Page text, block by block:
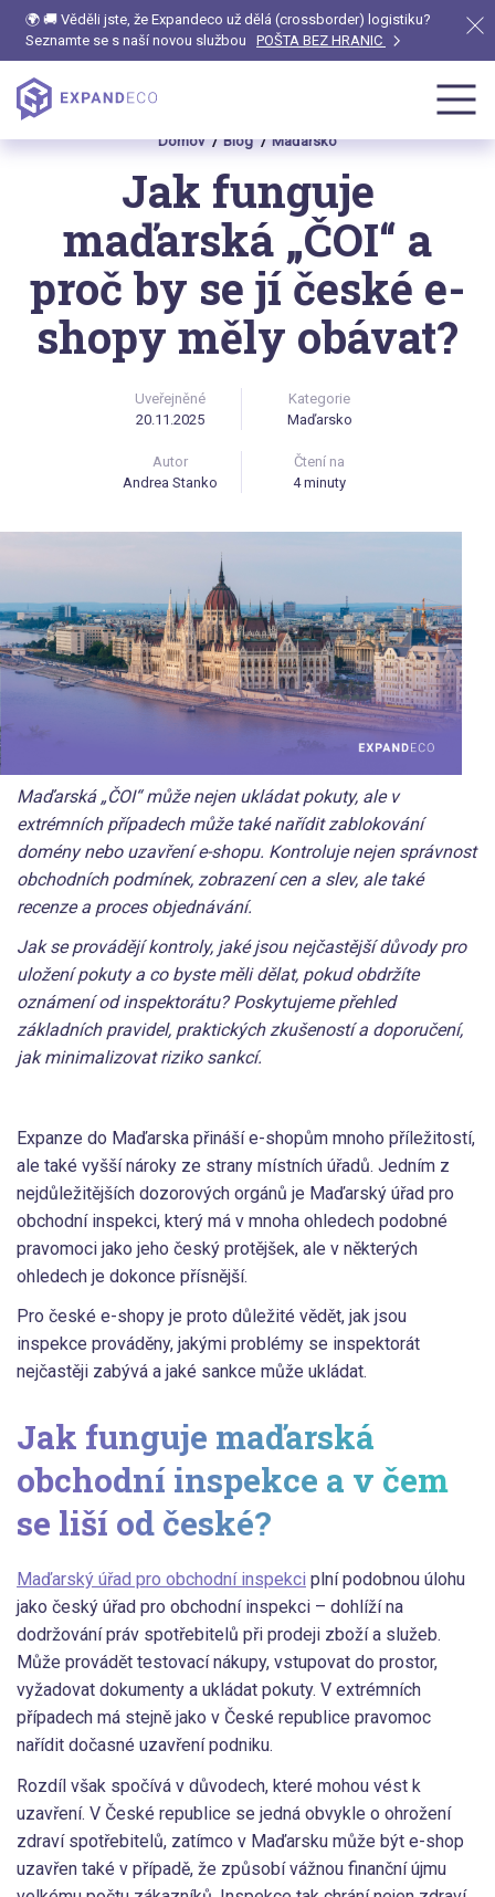
🌍 🚚 Věděli jste, že Expandeco už dělá (crossborder) logistiku?
Seznamte se s naší novou službou
POŠTA BEZ HRANIC
Domov Blog Maďarsko
Jak funguje
maďarská „ČOI“ a
proč by se jí české e-
shopy měly obávat?
Uveřejněné
20.11.2025
Kategorie
Maďarsko
Autor
Andrea Stanko
Čtení na
4 minuty
Maďarská „ČOI“ může nejen ukládat pokuty, ale v
extrémních případech může také nařídit zablokování
domény nebo uzavření e-shopu. Kontroluje nejen správnost
obchodních podmínek, zobrazení cen a slev, ale také
recenze a proces objednávání.
Jak se provádějí kontroly, jaké jsou nejčastější důvody pro
uložení pokuty a co byste měli dělat, pokud obdržíte
oznámení od inspektorátu? Poskytujeme přehled
základních pravidel, praktických zkušeností a doporučení,
jak minimalizovat riziko sankcí.
Expanze do Maďarska přináší e-shopům mnoho příležitostí,
ale také vyšší nároky ze strany místních úřadů. Jedním z
nejdůležitějších dozorových orgánů je Maďarský úřad pro
obchodní inspekci, který má v mnoha ohledech podobné
pravomoci jako jeho český protějšek, ale v některých
ohledech je dokonce přísnější.
Pro české e-shopy je proto důležité vědět, jak jsou
inspekce prováděny, jakými problémy se inspektorát
nejčastěji zabývá a jaké sankce může ukládat.
Jak funguje maďarská
obchodní inspekce a v čem
se liší od české?
Maďarský úřad pro obchodní inspekci plní podobnou úlohu
jako český úřad pro obchodní inspekci – dohlíží na
dodržování práv spotřebitelů při prodeji zboží a služeb.
Může provádět testovací nákupy, vstupovat do prostor,
vyžadovat dokumenty a ukládat pokuty. V extrémních
případech má stejně jako v České republice pravomoc
nařídit dočasné uzavření podniku.
Rozdíl však spočívá v důvodech, které mohou vést k
uzavření. V České republice se jedná obvykle o ohrožení
zdraví spotřebitelů, zatímco v Maďarsku může být e-shop
uzavřen také v případě, že způsobí vážnou finanční újmu